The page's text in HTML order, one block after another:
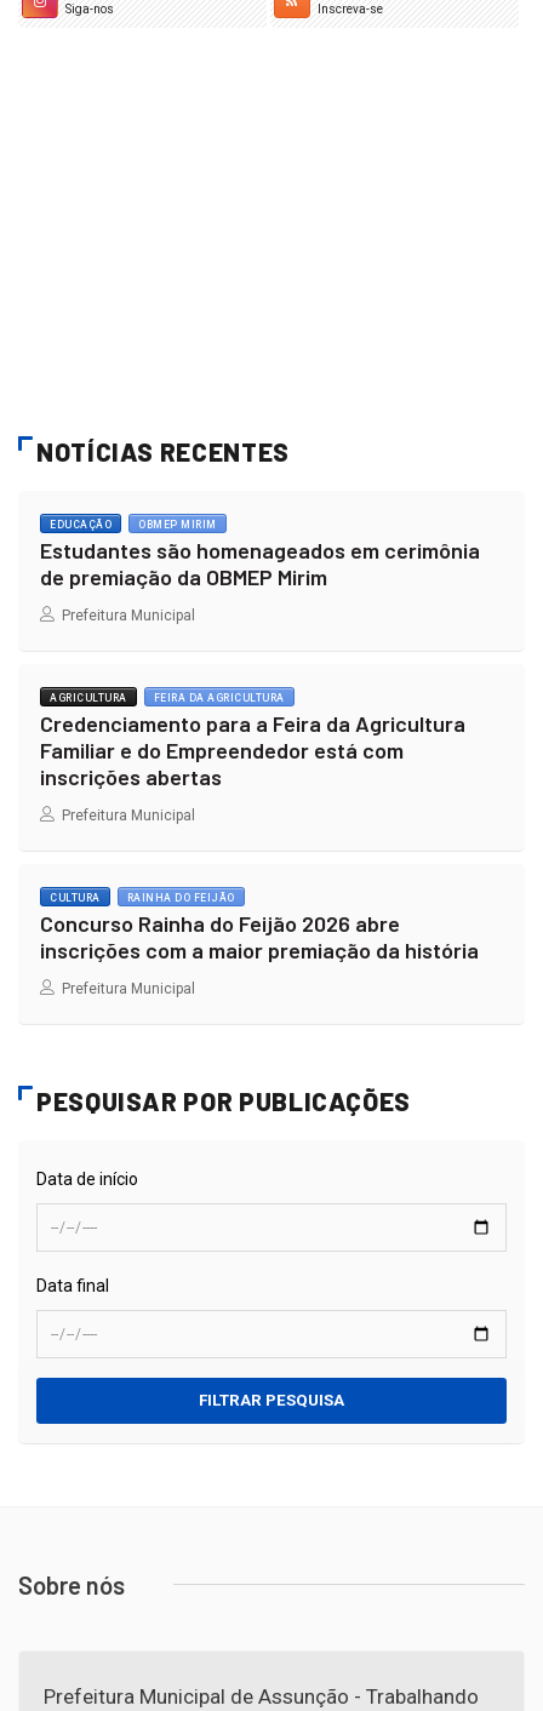
Siga-nos
Inscreva-se
NOTÍCIAS RECENTES
EDUCAÇÃO OBMEP MIRIM
Estudantes são homenageados em cerimônia
de premiação da OBMEP Mirim
Prefeitura Municipal
AGRICULTURA FEIRA DA AGRICULTURA
Credenciamento para a Feira da Agricultura
Familiar e do Empreendedor está com
inscrições abertas
Prefeitura Municipal
CULTURA RAINHA DO FEIJÃO
Concurso Rainha do Feijão 2026 abre
inscrições com a maior premiação da história
Prefeitura Municipal
PESQUISAR POR PUBLICAÇÕES
Data de início
Data final
FILTRAR PESQUISA
Sobre nós
Prefeitura Municipal de Assunção - Trabalhando